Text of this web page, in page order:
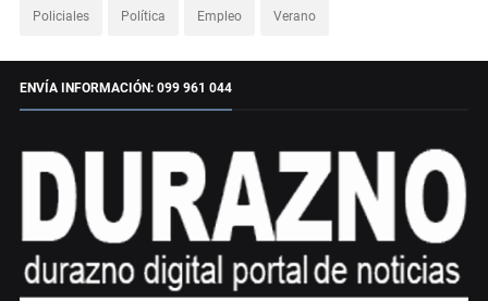
Policiales Política Empleo Verano
ENVÍA INFORMACIÓN: 099 961 044